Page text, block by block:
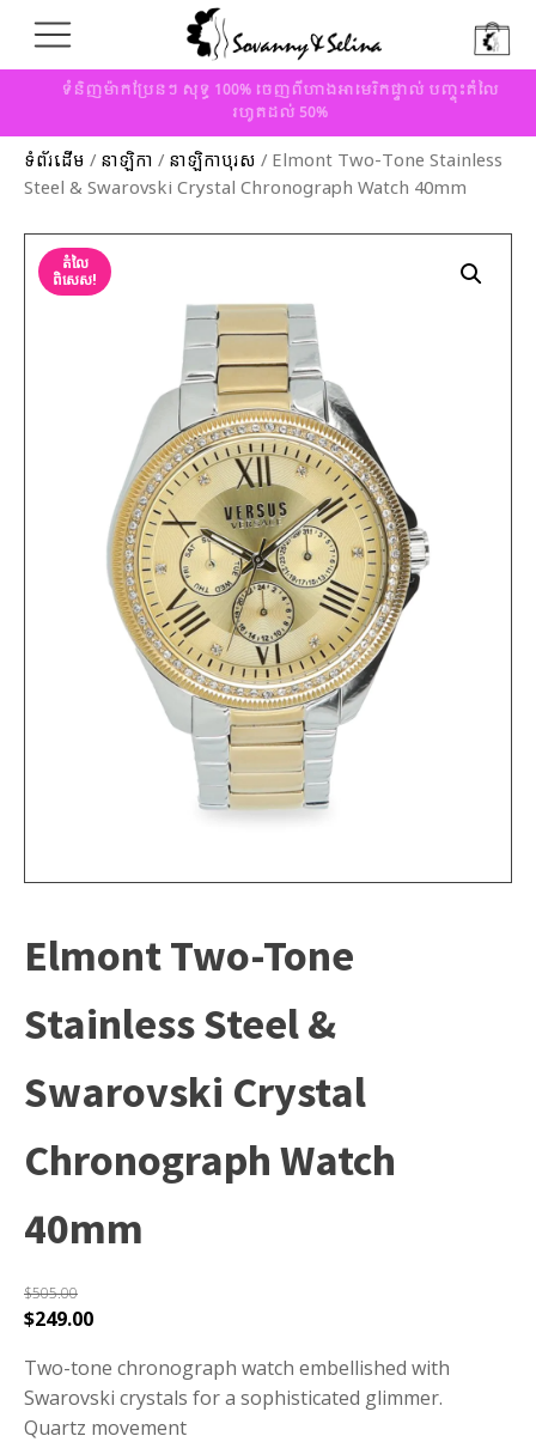
ទំនិញម៉ាកប្រែនៗ សុទ្ធ 100% ចេញពីហាងអាមេរិកផ្ទាល់ បញ្ចុះតំលៃ
រហូតដល់ 50%
ទំព័រដើម / នាឡិកា / នាឡិកាបុរស / Elmont Two-Tone Stainless
Steel & Swarovski Crystal Chronograph Watch 40mm
តំលៃ
ពិសេស!
Elmont Two-Tone
Stainless Steel &
Swarovski Crystal
Chronograph Watch
40mm
$505.00
$249.00
Two-tone chronograph watch embellished with
Swarovski crystals for a sophisticated glimmer.
Quartz movement